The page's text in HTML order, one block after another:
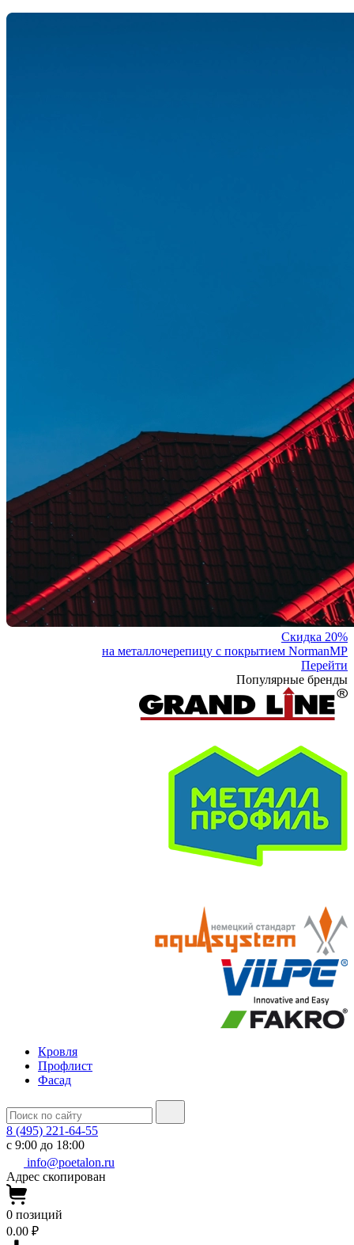
Скидка 20%
на металлочерепицу с покрытием NormanMP
Перейти
Популярные бренды
Кровля
Профлист
Фасад
8 (495) 221-64-55
с 9:00 до 18:00
info@poetalon.ru
Адрес скопирован
0 позиций
0.00 ₽